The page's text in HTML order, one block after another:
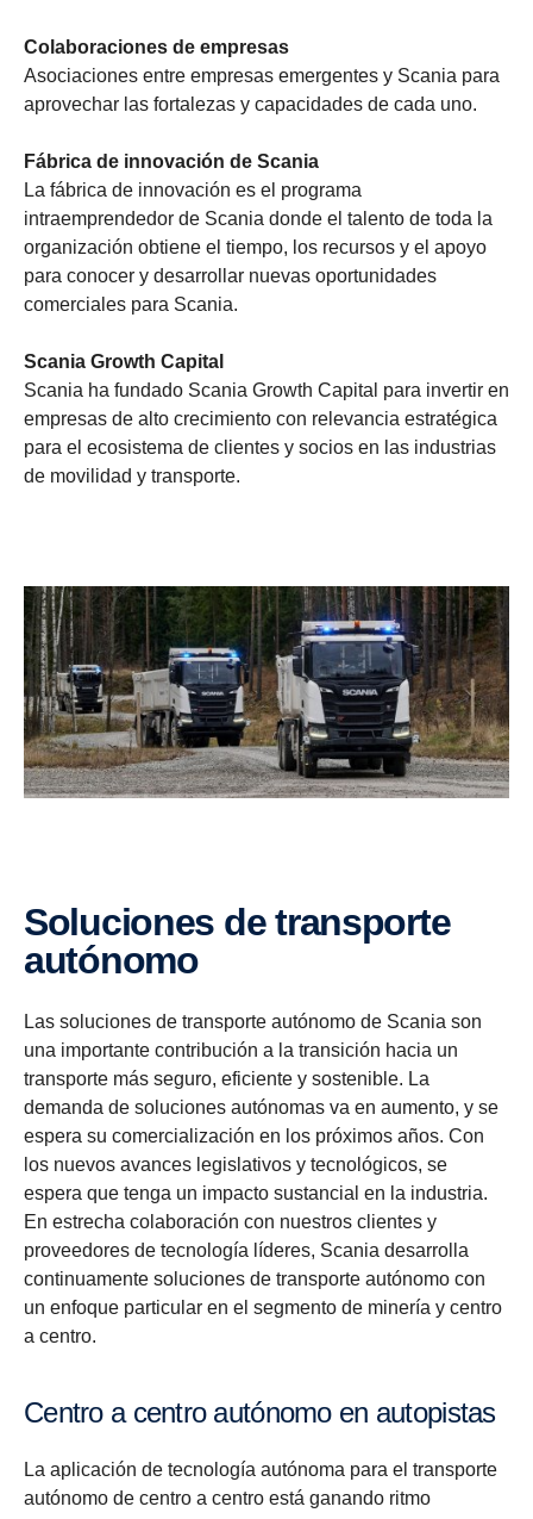
Colaboraciones de empresas
Asociaciones entre empresas emergentes y Scania para
aprovechar las fortalezas y capacidades de cada uno.
Fábrica de innovación de Scania
La fábrica de innovación es el programa
intraemprendedor de Scania donde el talento de toda la
organización obtiene el tiempo, los recursos y el apoyo
para conocer y desarrollar nuevas oportunidades
comerciales para Scania.
Scania Growth Capital
Scania ha fundado Scania Growth Capital para invertir en
empresas de alto crecimiento con relevancia estratégica
para el ecosistema de clientes y socios en las industrias
de movilidad y transporte.
Soluciones de transporte
autónomo
Las soluciones de transporte autónomo de Scania son
una importante contribución a la transición hacia un
transporte más seguro, eficiente y sostenible. La
demanda de soluciones autónomas va en aumento, y se
espera su comercialización en los próximos años. Con
los nuevos avances legislativos y tecnológicos, se
espera que tenga un impacto sustancial en la industria.
En estrecha colaboración con nuestros clientes y
proveedores de tecnología líderes, Scania desarrolla
continuamente soluciones de transporte autónomo con
un enfoque particular en el segmento de minería y centro
a centro.
Centro a centro autónomo en autopistas
La aplicación de tecnología autónoma para el transporte
autónomo de centro a centro está ganando ritmo